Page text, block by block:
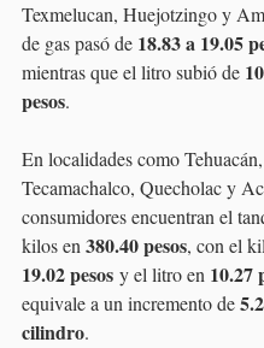
Texmelucan, Huejotzingo y
de gas pasó de 18.83 a 19.05
mientras que el litro subió de
pesos.
En localidades como Tehuacán,
Tecamachalco, Quecholac y
consumidores encuentran el
kilos en 380.40 pesos, con el
19.02 pesos y el litro en 10.27
equivale a un incremento de
cilindro.